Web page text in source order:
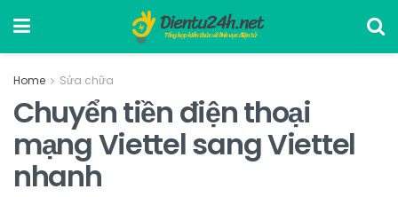
Home Sửa chữa
Chuyển tiền điện thoại
mạng Viettel sang Viettel
nhanh